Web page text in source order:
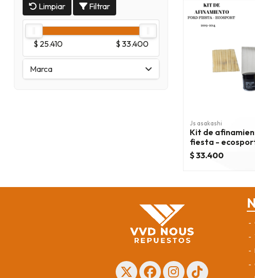
Limpiar Filtrar
$ 25.410 $ 33.400
Marca
Js asakashi
Kit de
fiesta -
$ 33.400